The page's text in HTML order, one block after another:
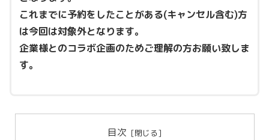
これまでに予約をしたことがある(キャンセル含む)方
は今回は対象外となります。
企業様とのコラボ企画のためご理解の方お願い致しま
す。
目次